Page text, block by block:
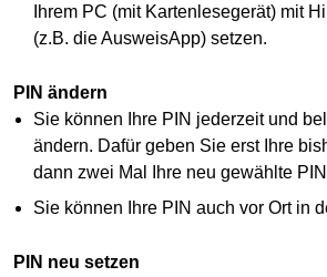
Ihrem PC (mit Kartenlesegerät) mit
(z.B. die AusweisApp) setzen.
PIN ändern
Sie können Ihre PIN jederzeit und
ändern. Dafür geben Sie erst Ihre
dann zwei Mal Ihre neu gewählte
Sie können Ihre PIN auch vor Ort in
PIN neu setzen